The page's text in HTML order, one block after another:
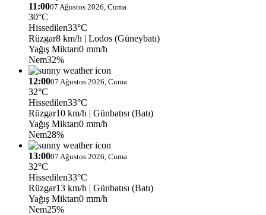
11:0007 Ağustos 2026, Cuma
30°C
Hissedilen33°C
Rüzgar8 km/h | Lodos (Güneybatı)
Yağış Miktarı0 mm/h
Nem32%
12:0007 Ağustos 2026, Cuma
32°C
Hissedilen33°C
Rüzgar10 km/h | Günbatısı (Batı)
Yağış Miktarı0 mm/h
Nem28%
13:0007 Ağustos 2026, Cuma
32°C
Hissedilen33°C
Rüzgar13 km/h | Günbatısı (Batı)
Yağış Miktarı0 mm/h
Nem25%